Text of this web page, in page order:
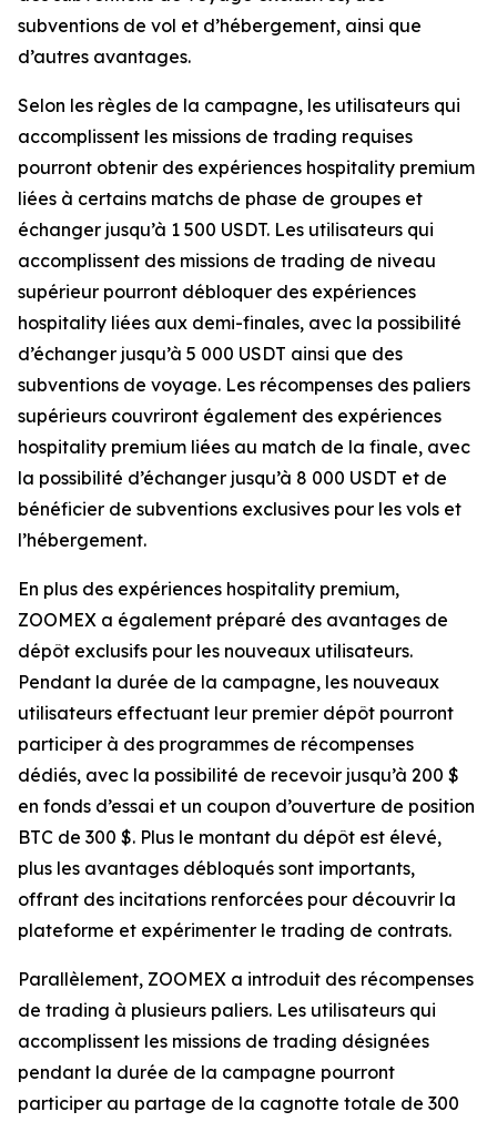
subventions de vol et d’hébergement, ainsi que
d’autres avantages.
Selon les règles de la campagne, les utilisateurs qui
accomplissent les missions de trading requises
pourront obtenir des expériences hospitality premium
liées à certains matchs de phase de groupes et
échanger jusqu’à 1 500 USDT. Les utilisateurs qui
accomplissent des missions de trading de niveau
supérieur pourront débloquer des expériences
hospitality liées aux demi-finales, avec la possibilité
d’échanger jusqu’à 5 000 USDT ainsi que des
subventions de voyage. Les récompenses des paliers
supérieurs couvriront également des expériences
hospitality premium liées au match de la finale, avec
la possibilité d’échanger jusqu’à 8 000 USDT et de
bénéficier de subventions exclusives pour les vols et
l’hébergement.
En plus des expériences hospitality premium,
ZOOMEX a également préparé des avantages de
dépôt exclusifs pour les nouveaux utilisateurs.
Pendant la durée de la campagne, les nouveaux
utilisateurs effectuant leur premier dépôt pourront
participer à des programmes de récompenses
dédiés, avec la possibilité de recevoir jusqu’à 200 $
en fonds d’essai et un coupon d’ouverture de position
BTC de 300 $. Plus le montant du dépôt est élevé,
plus les avantages débloqués sont importants,
offrant des incitations renforcées pour découvrir la
plateforme et expérimenter le trading de contrats.
Parallèlement, ZOOMEX a introduit des récompenses
de trading à plusieurs paliers. Les utilisateurs qui
accomplissent les missions de trading désignées
pendant la durée de la campagne pourront
participer au partage de la cagnotte totale de 300